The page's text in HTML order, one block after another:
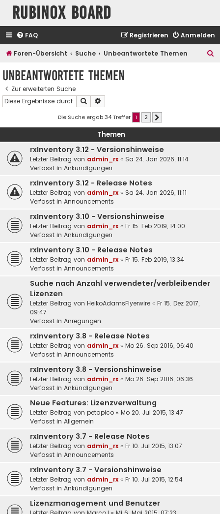
Rubinox Board
FAQ Anmelden
Registrieren
Foren-Übersicht Suche Unbeantwortete Themen
Unbeantwortete Themen
Zur erweiterten Suche
Suche
Die Suche ergab 34 Treffer 1 2
Themen
rxInventory 3.12 - Versionshinweise
Letzter Beitrag von admin_rx « Sa 24. Jan 2026, 11:14
Verfasst in Ankündigungen
rxInventory 3.12 - Release Notes
Letzter Beitrag von admin_rx « Sa 24. Jan 2026, 11:11
Verfasst in Announcements
rxInventory 3.10 - Versionshinweise
Letzter Beitrag von admin_rx « Fr 15. Feb 2019, 14:00
Verfasst in Ankündigungen
rxInventory 3.10 - Release Notes
Letzter Beitrag von admin_rx « Fr 15. Feb 2019, 13:34
Verfasst in Announcements
Suche nach Anzahl verwendeter/verbleibender
Lizenzen
Letzter Beitrag von HeikoAdamsFlyerwire « Fr 15. Dez 2017,
09:47
Verfasst in Anregungen
rxInventory 3.8 - Release Notes
Letzter Beitrag von admin_rx « Mo 26. Sep 2016, 06:40
Verfasst in Announcements
rxInventory 3.8 - Versionshinweise
Letzter Beitrag von admin_rx « Mo 26. Sep 2016, 06:36
Verfasst in Ankündigungen
Neue Features: Lizenzverwaltung
Letzter Beitrag von petapico « Mo 20. Jul 2015, 13:47
Verfasst in Allgemein
rxInventory 3.7 - Release Notes
Letzter Beitrag von admin_rx « Fr 10. Jul 2015, 13:07
Verfasst in Announcements
rxInventory 3.7 - Versionshinweise
Letzter Beitrag von admin_rx « Fr 10. Jul 2015, 12:54
Verfasst in Ankündigungen
Lizenzmanagement und Benutzer